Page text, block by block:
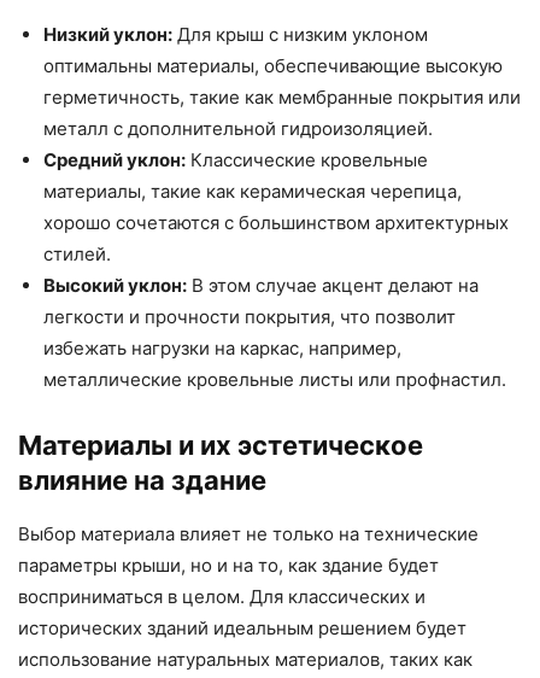
Низкий уклон: Для крыш с низким уклоном
оптимальны материалы, обеспечивающие высокую
герметичность, такие как мембранные покрытия или
металл с дополнительной гидроизоляцией.
Средний уклон: Классические кровельные
материалы, такие как керамическая черепица,
хорошо сочетаются с большинством архитектурных
стилей.
Высокий уклон: В этом случае акцент делают на
легкости и прочности покрытия, что позволит
избежать нагрузки на каркас, например,
металлические кровельные листы или профнастил.
Материалы и их эстетическое
влияние на здание
Выбор материала влияет не только на технические
параметры крыши, но и на то, как здание будет
восприниматься в целом. Для классических и
исторических зданий идеальным решением будет
использование натуральных материалов, таких как